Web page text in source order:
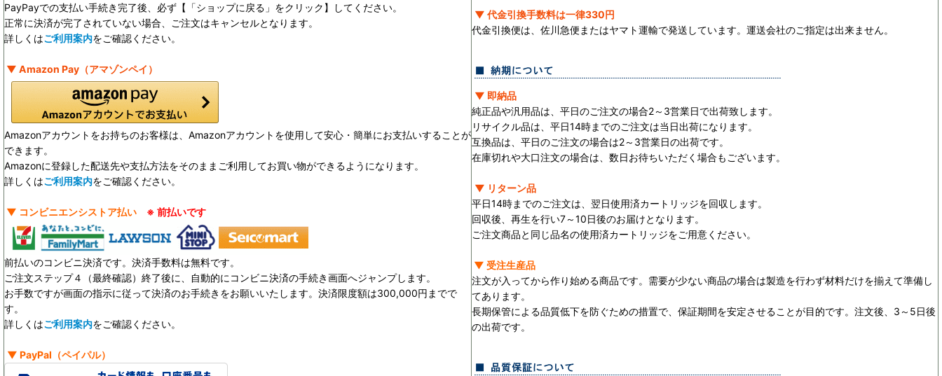
PayPayでの支払い手続き完了後、必ず【「ショップに戻る」をクリック】してください。
正常に決済が完了されていない場合、ご注文はキャンセルとなります。
詳しくはご利用案内をご確認ください。
▼ Amazon Pay（アマゾンペイ）
Amazonアカウントをお持ちのお客様は、Amazonアカウントを使用して安心・簡単にお支払いすることが
できます。
Amazonに登録した配送先や支払方法をそのままご利用してお買い物ができるようになります。
詳しくはご利用案内をご確認ください。
▼ コンビニエンシストア払い ※ 前払いです
前払いのコンビニ決済です。決済手数料は無料です。
ご注文ステップ４（最終確認）終了後に、自動的にコンビニ決済の手続き画面へジャンプします。
お手数ですが画面の指示に従って決済のお手続きをお願いいたします。決済限度額は300,000円までで
す。
詳しくはご利用案内をご確認ください。
▼ PayPal （ペイパル）
▼ 代金引換手数料は一律330円
代金引換便は、佐川急便またはヤマト運輸で発送しています。運送会社のご指定は出来ません。
▼ 即納品
純正品や汎用品は、平日のご注文の場合2～3営業日で出荷致します。
リサイクル品は、平日14時までのご注文は当日出荷になります。
互換品は、平日のご注文の場合は2～3営業日の出荷です。
在庫切れや大口注文の場合は、数日お待ちいただく場合もございます。
▼ リターン品
平日14時までのご注文は、翌日使用済カートリッジを回収します。
回収後、再生を行い7～10日後のお届けとなります。
ご注文商品と同じ品名の使用済カートリッジをご用意ください。
▼ 受注生産品
注文が入ってから作り始める商品です。需要が少ない商品の場合は製造を行わず材料だけを揃えて準備し
てあります。
長期保管による品質低下を防ぐための措置で、保証期間を安定させることが目的です。 注文後、3～5日後
の出荷です。